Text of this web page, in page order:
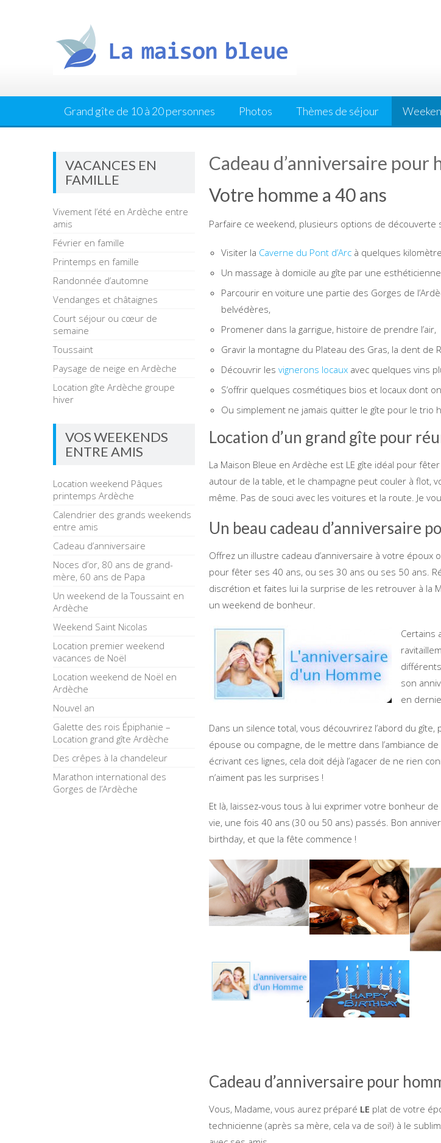
Grand gîte de 10 à 20 personnes Photos Thèmes de séjour
Cadeau d’anniversaire pour
Votre homme a 40 ans
Parfaire ce weekend, plusieurs options de découverte
Visiter la Caverne du Pont d’Arcà quelques
Un massage à domicile au gîte par une
Parcourir en voiture une partie des Gorges de
belvédères,
Promener dans la garrigue, histoire de prendre l’air,
Gravir la montagne du Plateau des Gras, la dent de
Découvrir les vignerons locauxavec quelques vins
S’offrir quelques cosmétiques bios et locaux dont
Ou simplement ne jamais quitter le gîte pour le trio
Location d’un grand gîte pour
La Maison Bleue en Ardèche est LE gîte idéal pour
autour de la table, et le champagne peut couler à flot,
même. Pas de souci avec les voitures et la route. Je
Un beau cadeau d’anniversaire
Offrez un illustre cadeau d’anniversaire à votre époux
pour fêter ses 40 ans, ou ses 30 ans ou ses 50 ans.
discrétion et faites lui la surprise de les retrouver à la
un weekend de bonheur.
Certains
son
en
Dans un silence total, vous découvrirez l’abord du
épouse ou compagne, de le mettre dans l’ambiance de
écrivant ces lignes, cela doit déjà l’agacer de ne rien
n’aiment pas les surprises !
Et là, laissez-vous tous à lui exprimer votre bonheur
vie, une fois 40 ans (30 ou 50 ans) passés. Bon
birthday, et que la fête commence !
Cadeau d’anniversaire pour
Vous, Madame, vous aurez préparé LE plat de votre
technicienne (après sa mère, cela va de soi!) à le
VACANCES EN
FAMILLE
Vivement l’été en Ardèche entre
amis
Février en famille
Printemps en famille
Randonnée d’automne
Vendanges et châtaignes
Court séjour ou cœur de
semaine
Toussaint
Paysage de neige en Ardèche
Location gîte Ardèche groupe
hiver
VOS WEEKENDS
ENTRE AMIS
Location weekend Pâques
printemps Ardèche
Calendrier des grands weekends
entre amis
Cadeau d’anniversaire
Noces d’or, 80 ans de grand-
mère, 60 ans de Papa
Un weekend de la Toussaint en
Ardèche
Weekend Saint Nicolas
Location premier weekend
vacances de Noël
Location weekend de Noël en
Ardèche
Nouvel an
Galette des rois Épiphanie –
Location grand gîte Ardèche
Des crêpes à la chandeleur
Marathon international des
Gorges de l’Ardèche